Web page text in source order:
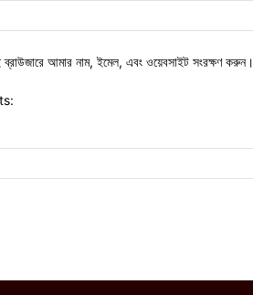
আমার নাম, ইমেল, এবং ওয়েবসাইট সংরক্ষণ করুন।